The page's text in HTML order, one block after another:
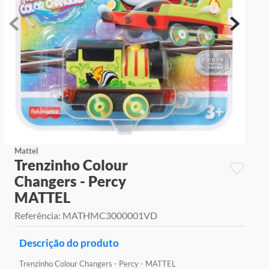
Mattel
Trenzinho Colour
Changers - Percy
MATTEL
Referência: MATHMC3000001VD
Descrição do produto
Trenzinho Colour Changers - Percy - MATTEL
9º
jogos
10º rainbow high